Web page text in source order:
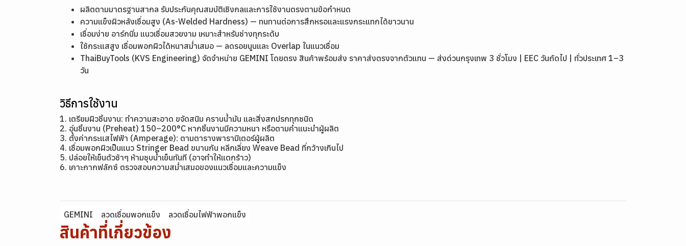
ผลิตตามมาตรฐานสากล รับประกันคุณสมบัติเชิงกลและการใช้งานตรงตามข้อกำหนด
ความแข็งผิวหลังเชื่อมสูง (As-Welded Hardness) — ทนทานต่อการสึกหรอและแรงกระแทกได้ยาวนาน
เชื่อมง่าย อาร์กนิ่ม แนวเชื่อมสวยงาม เหมาะสำหรับช่างทุกระดับ
ใช้กระแสสูง เชื่อมพอกผิวได้หนาสม่ำเสมอ — ลดรอยนูนและ Overlap ในแนวเชื่อม
ThaiBuyTools (KVS Engineering) จัดจำหน่าย GEMINI โดยตรง สินค้าพร้อมส่ง ราคาส่งตรงจากตัวแทน — ส่งด่วนกรุงเทพ 3 ชั่วโมง | EEC วันถัดไป | ทั่วประเทศ 1–3
วัน
วิธีการใช้งาน
1. เตรียมผิวชิ้นงาน: ทำความสะอาด ขจัดสนิม คราบน้ำมัน และสิ่งสกปรกทุกชนิด
2. อุ่นชิ้นงาน (Preheat) 150–200°C หากชิ้นงานมีความหนา หรือตามคำแนะนำผู้ผลิต
3. ตั้งค่ากระแสไฟฟ้า (Amperage): ตามตารางพารามิเตอร์ผู้ผลิต
4. เชื่อมพอกผิวเป็นแนว Stringer Bead ขนานกัน หลีกเลี่ยง Weave Bead ที่กว้างเกินไป
5. ปล่อยให้เย็นตัวช้าๆ ห้ามชุบน้ำเย็นทันที (อาจทำให้แตกร้าว)
6. เคาะกากฟลักซ์ ตรวจสอบความสม่ำเสมอของแนวเชื่อมและความแข็ง
GEMINI ลวดเชื่อมพอกแข็ง ลวดเชื่อมไฟฟ้าพอกแข็ง
สินค้าที่เกี่ยวข้อง